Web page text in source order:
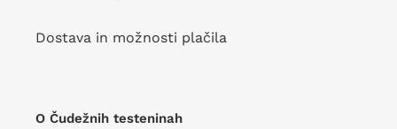
Dostava in možnosti plačila
O Čudežnih testeninah